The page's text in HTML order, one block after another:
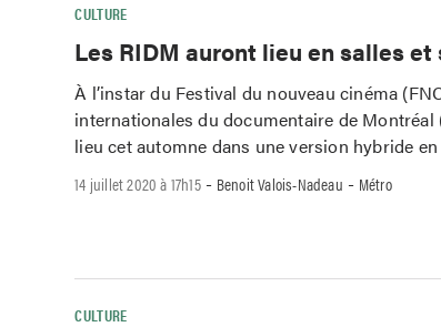
CULTURE
Les RIDM auront lieu en salles et
À l’instar du Festival du nouveau cinéma
internationales du documentaire de Montréal
lieu cet automne dans une version hybride
14 juillet 2020 à 17h15- Benoit Valois-Nadeau - Métro
CULTURE